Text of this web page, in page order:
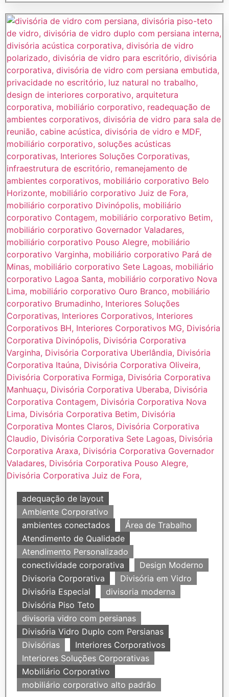
adequação de layout
Ambiente Corporativo
ambientes conectados
Área de Trabalho
Atendimento de Qualidade
Atendimento Personalizado
conectividade corporativa
Design Moderno
Divisoria Corporativa
Divisória em Vidro
Divisória Especial
divisoria moderna
Divisória Piso Teto
divisoria vidro com persianas
Divisória Vidro Duplo com Persianas
Divisórias
Interiores Corporativos
Interiores Soluções Corporativas
Mobiliário Corporativo
mobiliário corporativo alto padrão